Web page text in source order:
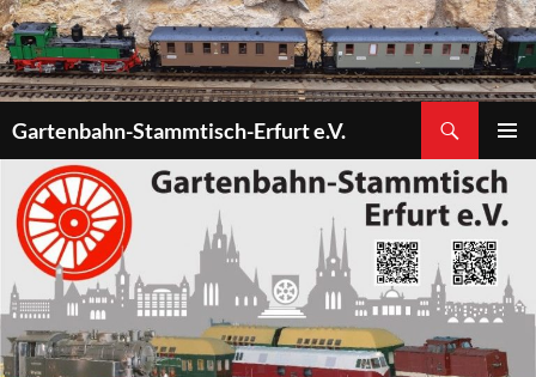
Zum
Inhalt
springen
Gartenbahn-Stammtisch-Erfurt e.V.
MENÜ